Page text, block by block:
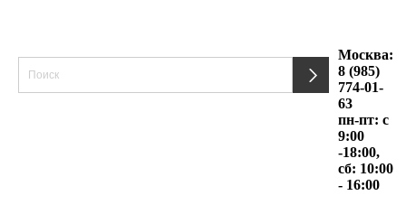
Москва:
8 (985)
774-01-
63
пн-пт: с
9:00
-18:00,
сб: 10:00
- 16:00